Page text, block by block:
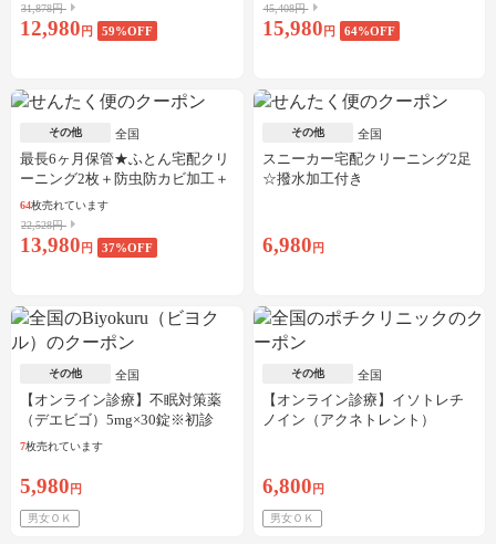
31,878円
12,980 円 59%OFF
45,408円
15,980 円 64%OFF
その他 全国
最長6ヶ月保管★ふとん宅配クリ
ーニング2枚＋防虫防カビ加工＋
しみ抜き
64枚売れています
22,528円
13,980 円 37%OFF
その他 全国
スニーカー宅配クリーニング2足
☆撥水加工付き
6,980 円
その他 全国
【オンライン診療】不眠対策薬
（デエビゴ）5mg×30錠※初診
料・送料込
7枚売れています
5,980 円
男女ＯＫ
その他 全国
【オンライン診療】イソトレチ
ノイン（アクネトレント）
6,800 円
男女ＯＫ